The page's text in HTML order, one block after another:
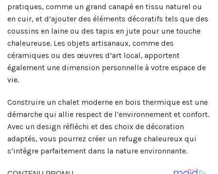
pratiques, comme un grand canapé en tissu naturel ou
en cuir, et d’ajouter des éléments décoratifs tels que des
coussins en laine ou des tapis en jute pour une touche
chaleureuse. Les objets artisanaux, comme des
céramiques ou des œuvres d’art local, apportent
également une dimension personnelle à votre espace de
vie.
Construire un chalet moderne en bois thermique est une
démarche qui allie respect de l’environnement et confort.
Avec un design réfléchi et des choix de décoration
adaptés, vous pourrez créer un refuge chaleureux qui
s’intègre parfaitement dans la nature environnante.